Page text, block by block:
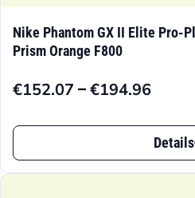
Varianten
Die
Optionen
können
Nike Phantom GX II Elite Pro-
Prism Orange F800
€152.07 –€194.96
Preisspanne:
€194.96
Dieses
Produkt
Details